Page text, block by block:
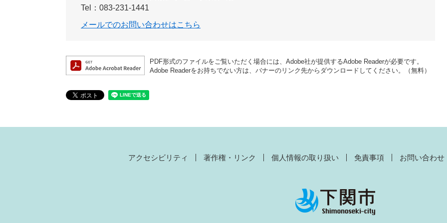
Tel：083-231-1441
メールでのお問い合わせはこちら
PDF形式のファイルをご覧いただく場合には、Adobe社が提供するAdobe Readerが必要です。
Adobe Readerをお持ちでない方は、バナーのリンク先からダウンロードしてください。（無料）
アクセシビリティ 著作権・リンク 個人情報の取り扱い 免責事項 お問い合わせ